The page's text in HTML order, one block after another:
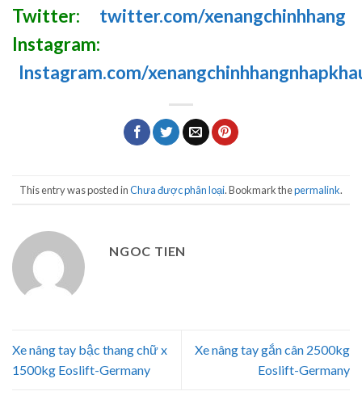
Twitter:
twitter.com/xenangchinhhang
Instagram:
Instagram.com/
This entry was posted inChưa được phân loại. Bookmark thepermalink.
NGOC TIEN
Xe nâng tay bậc thang chữ x
1500kg Eoslift-Germany
Xe nâng tay gắn cân 2500kg
Eoslift-Germany